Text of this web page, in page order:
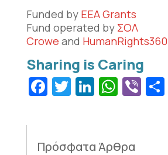
Funded by EEA Grants
Fund operated by ΣΟΛ
Crowe and HumanRights360
Facebook
Twitter
LinkedIn
Πρόσφατα Άρθρα